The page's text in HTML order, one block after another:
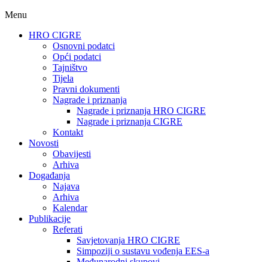
Menu
HRO CIGRE
Osnovni podatci​
Opći podatci
Tajništvo
Tijela
Pravni dokumenti
Nagrade i priznanja
Nagrade i priznanja HRO CIGRE
Nagrade i priznanja CIGRE
Kontakt
Novosti
Obavijesti
Arhiva
Događanja
Najava
Arhiva
Kalendar
Publikacije
Referati
Savjetovanja HRO CIGRE
Simpoziji o sustavu vođenja EES-a